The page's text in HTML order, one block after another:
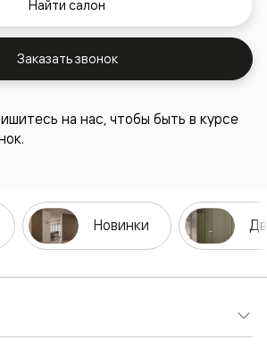
Найти салон
Заказать звонок
на нас, чтобы быть в курсе
Новинки